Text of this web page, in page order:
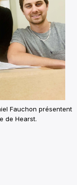
Fauchon présentent
de Hearst.